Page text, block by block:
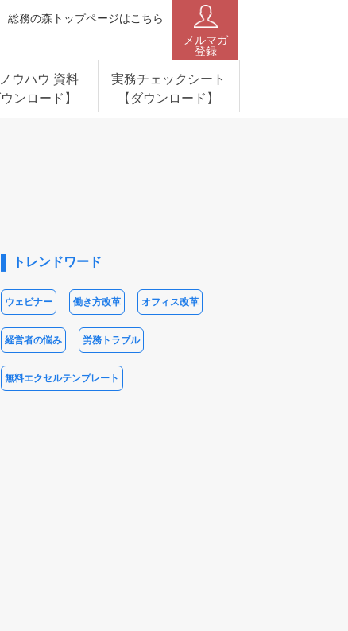
総務の森トップページはこちら
メルマガ
登録
ウハウ 資料
ウンロード】
実務チェックシート
【ダウンロード】
トレンドワード
ウェビナー 働き方改革 オフィス改革
経営者の悩み 労務トラブル
無料エクセルテンプレート